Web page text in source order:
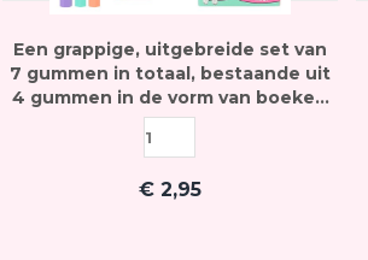
Een grappige, uitgebreide set van
7 gummen in totaal, bestaande uit
4 gummen in de vorm van boeken
en 3 gummen in de vorm van
potloden
€ 2,95